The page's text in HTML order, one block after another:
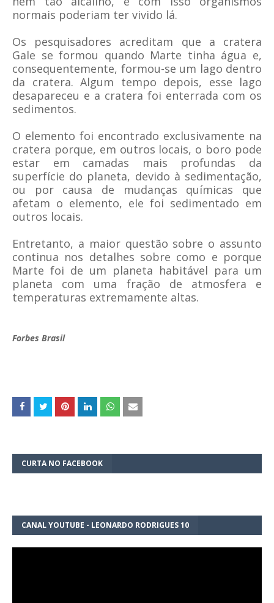
normais poderiam ter vivido lá.
Os pesquisadores acreditam que a cratera
Gale se formou quando Marte tinha água e,
consequentemente, formou-se um lago dentro
da cratera. Algum tempo depois, esse lago
desapareceu e a cratera foi enterrada com os
sedimentos.
O elemento foi encontrado exclusivamente na
cratera porque, em outros locais, o boro pode
estar em camadas mais profundas da
superfície do planeta, devido à sedimentação,
ou por causa de mudanças químicas que
afetam o elemento, ele foi sedimentado em
outros locais.
Entretanto, a maior questão sobre o assunto
continua nos detalhes sobre como e porque
Marte foi de um planeta habitável para um
planeta com uma fração de atmosfera e
temperaturas extremamente altas.
Forbes Brasil
CURTA NO FACEBOOK
CANAL YOUTUBE - LEONARDO RODRIGUES 10